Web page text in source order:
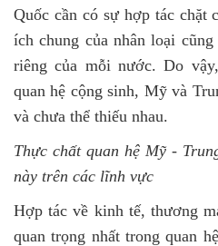
Quốc cần có sự hợp tác chặt
ích chung của nhân loại
riêng của mỗi nước. Do
quan hệ cộng sinh, Mỹ và
và chưa thể thiếu nhau.
Thực chất quan hệ Mỹ -
này trên các lĩnh vực
Hợp tác về kinh tế, thương
quan trọng nhất trong quan